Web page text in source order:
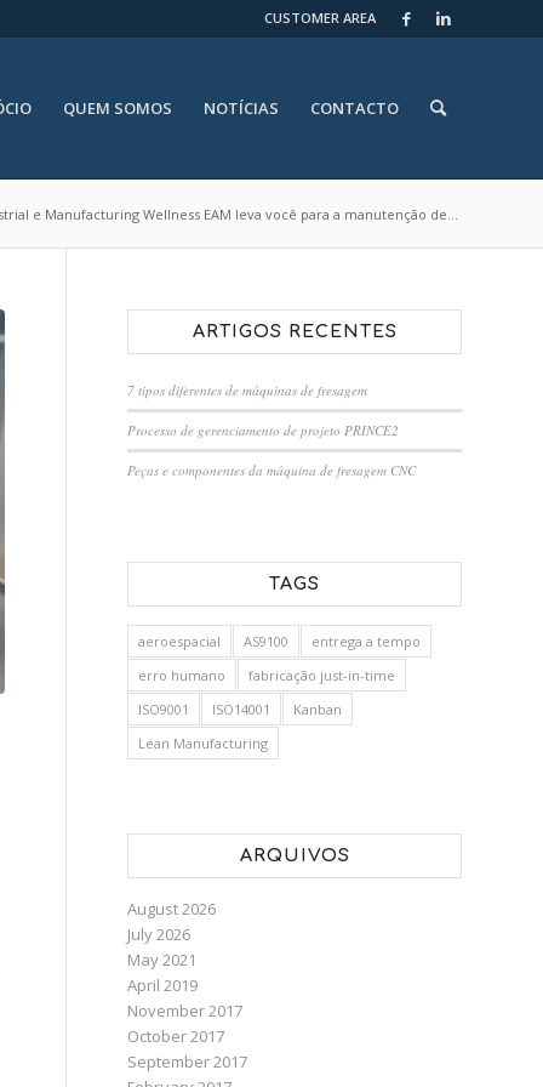
CUSTOMER AREA
QUEM SOMOS NOTÍCIAS CONTACTO
e Manufacturing Wellness EAM leva você para a manutenção de...
ARTIGOS RECENTES
7 tipos diferentes de máquinas de fresagem
Processo de gerenciamento de projeto PRINCE2
Peças e componentes da máquina de fresagem CNC
TAGS
aeroespacial AS9100
entrega a tempo
erro humano
fabricação just-in-time
ISO9001
ISO14001
Kanban
Lean Manufacturing
ARQUIVOS
August 2026
July 2026
May 2021
April 2019
November 2017
October 2017
September 2017